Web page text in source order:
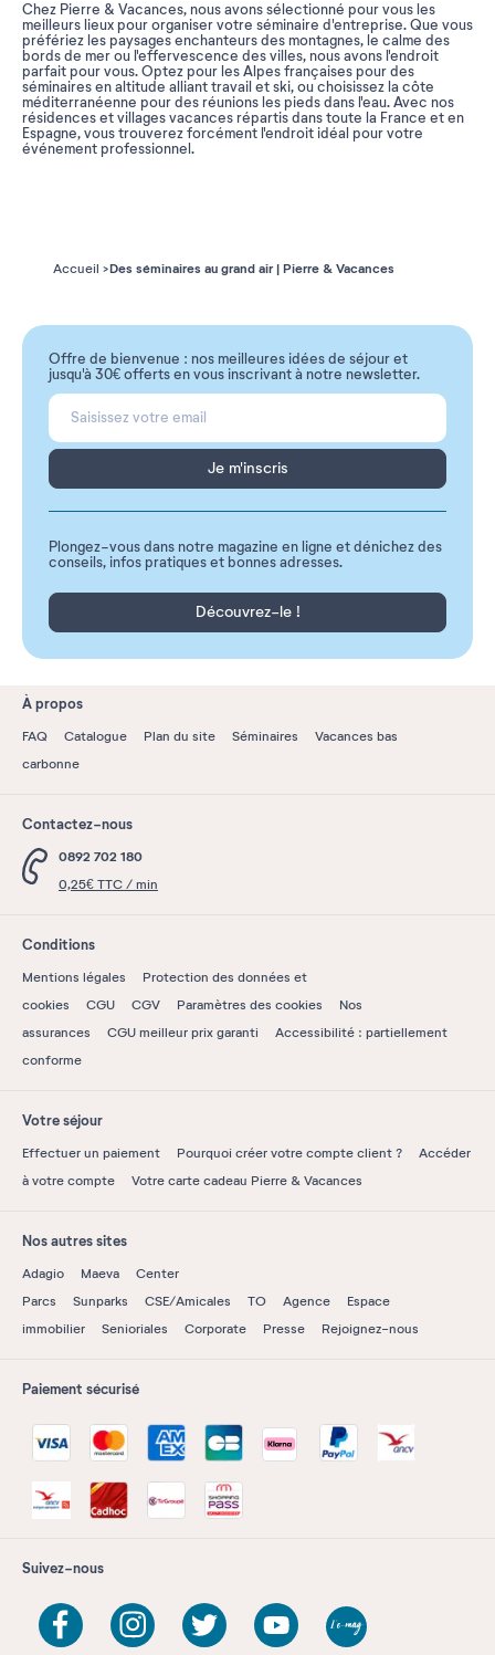
Chez Pierre & Vacances, nous avons sélectionné pour vous les
meilleurs lieux pour organiser votre séminaire d'entreprise. Que vous
préfériez les paysages enchanteurs des montagnes, le calme des
bords de mer ou l'effervescence des villes, nous avons l'endroit
parfait pour vous. Optez pour les Alpes françaises pour des
séminaires en altitude alliant travail et ski, ou choisissez la côte
méditerranéenne pour des réunions les pieds dans l'eau. Avec nos
résidences et villages vacances répartis dans toute la France et en
Espagne, vous trouverez forcément l'endroit idéal pour votre
événement professionnel.
Accueil Des séminaires au grand air | Pierre & Vacances
Offre de bienvenue : nos meilleures idées de séjour et
jusqu'à 30€ offerts en vous inscrivant à notre newsletter.
Je m'inscris
Plongez-vous dans notre magazine en ligne et dénichez des
conseils, infos pratiques et bonnes adresses.
Découvrez-le !
À propos
FAQ Catalogue Plan du site Séminaires
Vacances bas
carbonne
Contactez-nous
0892 702 180
0,25€ TTC / min
Conditions
Mentions légales
Protection des données et
cookies
CGU CGV Paramètres des cookies
Nos
assurances
CGU meilleur prix garanti
Accessibilité : partiellement
conforme
Votre séjour
Effectuer un paiement Pourquoi créer votre compte client ?
Accéder
à votre compte
Votre carte cadeau Pierre & Vacances
Nos autres sites
Adagio Maeva
Center
Parcs
Sunparks CSE/Amicales TO Agence
Espace
immobilier
Senioriales Corporate Presse Rejoignez-nous
Paiement sécurisé
Suivez-nous